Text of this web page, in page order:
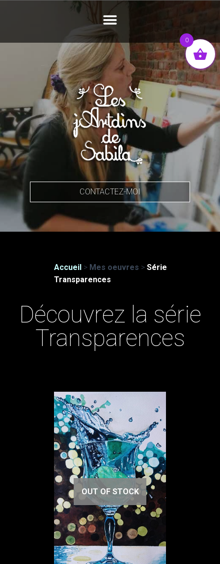
CONTACTEZ-MOI
Accueil > Mes oeuvres > Série
Transparences
Découvrez la série
Transparences
OUT OF STOCK
0